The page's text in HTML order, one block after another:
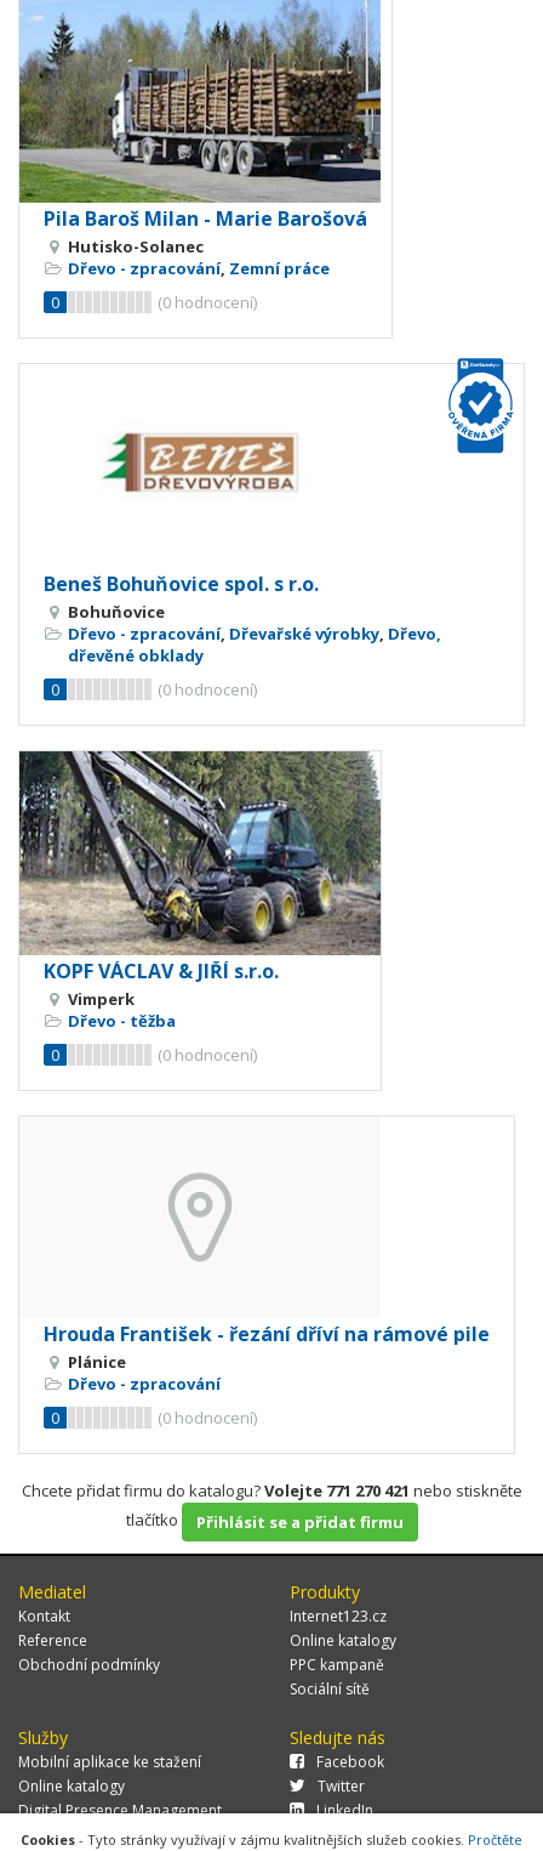
Pila Baroš Milan - Marie Barošová
Hutisko-Solanec
Dřevo - zpracování, Zemní práce
0
(0 hodnocení)
Beneš Bohuňovice spol. s r.o.
Bohuňovice
Dřevo - zpracování, Dřevařské výrobky, Dřevo,
dřevěné obklady
0
(0 hodnocení)
KOPF VÁCLAV & JIŘÍ s.r.o.
Vimperk
Dřevo - těžba
0
(0 hodnocení)
Hrouda František - řezání dříví na rámové pile
Plánice
Dřevo - zpracování
0
(0 hodnocení)
Chcete přidat firmu do katalogu?Volejte 771 270 421 nebo stiskněte
tlačítko
Přihlásit se a přidat firmu
Mediatel
Kontakt
Reference
Obchodní podmínky
Produkty
Internet123.cz
Online katalogy
PPC kampaně
Sociální sítě
Služby
Mobilní aplikace ke stažení
Online katalogy
Digital Presence Management
Více zákazníků
Sledujte nás
Facebook
Twitter
LinkedIn
Cookies - Tyto stránky využívají v zájmu kvalitnějších služeb cookies. Pročtěte